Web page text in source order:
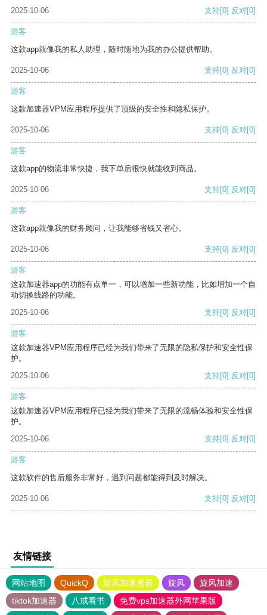
2025-10-06 支持[0] 反对[0]
游客
这款app就像我的私人助理，随时随地为我的办公提供帮助。
2025-10-06 支持[0] 反对[0]
游客
这款加速器VPM应用程序提供了顶级的安全性和隐私保护。
2025-10-06 支持[0] 反对[0]
游客
这款app的物流非常快捷，我下单后很快就能收到商品。
2025-10-06 支持[0] 反对[0]
游客
这款app就像我的财务顾问，让我能够省钱又省心。
2025-10-06 支持[0] 反对[0]
游客
这款加速器app的功能有点单一，可以增加一些新功能，比如增加一个自
动切换线路的功能。
2025-10-06
支持[0] 反对[0]
游客
这款加速器VPM应用程序已经为我们带来了无限的隐私保护和安全性保
护。
2025-10-06
支持[0] 反对[0]
游客
这款加速器VPM应用程序已经为我们带来了无限的流畅体验和安全性保
护。
2025-10-06
支持[0] 反对[0]
游客
这款软件的售后服务非常好，遇到问题都能得到及时解决。
2025-10-06 支持[0] 反对[0]
友情链接
网站地图 QuickQ 旋风加速度器 旋风
旋风加速
tiktok加速器
八戒看书
免费vps加速器外网苹果版